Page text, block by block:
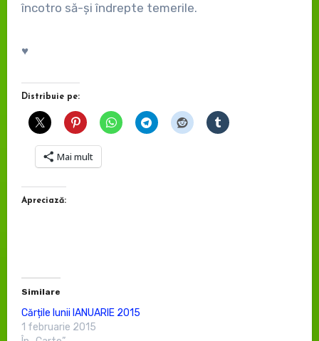
încotro să-şi îndrepte temerile.
♥
Distribuie pe:
Mai mult
Apreciază:
Similare
Cărțile lunii IANUARIE 2015
1 februarie 2015